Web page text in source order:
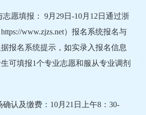
志愿填报： 9月29日-10月12日通过浙
www.zjzs.net）报名系统报名与
报名系统提示，如实录入报名信息
可填报1个专业志愿和服从专业调剂
确认及缴费：10月21日上午8：30-